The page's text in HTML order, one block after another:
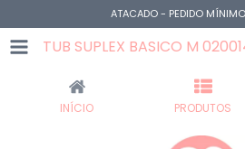
ATACADO - PEDIDO
TUB SUPLEX BASICO M
INÍCIO PRODUTOS